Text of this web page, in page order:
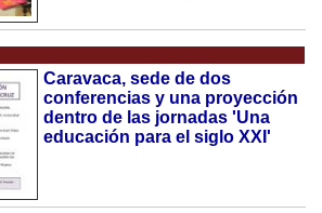
Caravaca, sede de dos
conferencias y una proyección
dentro de las jornadas 'Una
educación para el siglo XXI'